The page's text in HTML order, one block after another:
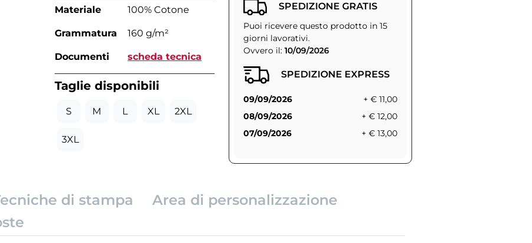
Materiale 100% Cotone
Grammatura 160 g/m²
Documenti scheda tecnica
Taglie disponibili
S M L XL 2XL
3XL
SPEDIZIONE GRATIS
Puoi ricevere questo prodotto in 15
giorni lavorativi.
Ovvero il: 10/09/2026
SPEDIZIONE EXPRESS
09/09/2026
+ € 11,00
08/09/2026
+ € 12,00
07/09/2026
+ € 13,00
di stampa
Area di personalizzazione